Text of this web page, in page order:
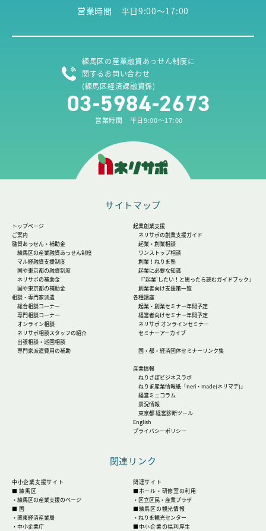
営業時間 平日9:00～17:00
練馬区の産業融資あっせん制度に
関するお問い合わせ
(練馬区経済課融資係)
03-5984-2673
営業時間 平日9:00～17:00
サイトマップ
トップページ
ご案内
融資あっせん・補助金
練馬区の産業融資あっせん制度
マル経融資支援制度
国や東京都の融資制度
ネリサポの補助金
国や東京都の補助金
相談・専門家派遣
総合相談コーナー
専門相談コーナー
オンライン相談
ネリサポ相談スタッフの紹介
出張相談・巡回相談
専門家派遣費用の補助
起業創業支援
ネリサポの創業支援ガイド
起業・創業相談
ワンストップ相談
創業！ねりま塾
起業に必要な知識
『'起業'したい！と思ったら読むガイドブック』
創業者向け支援策一覧
各種講座
起業・創業セミナー年間予定
経営者向けセミナー年間予定
ネリサポ オンラインセミナー
セミナーアーカイブ
国・都・経済団体セミナーリンク集
産業情報
ねりさぽビジネスラボ
ねりま産業情報紙「neri・made(ネリマデ)」
経営ミニコラム
景況情報
東京都 経営診断ツール
English
プライバシーポリシー
関連リンク
中小企業支援サイト
■ 練馬区
・ 練馬区の産業支援のページ
■ 国
・ 関東経済産業局
・ 中小企業庁
関連サイト
■ホール・研修室の利用
・ 区立区民・産業プラザ
■練馬区の観光情報
・ ねりま観光センター
■中小企業の福利厚生